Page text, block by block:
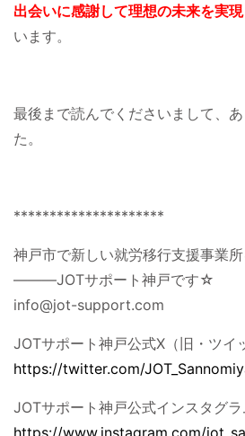
出会いに感謝して理想の未来を実
います。
最後まで読んでくださいまして、
た。
*********************
神戸市で新しい就労移行支援事業所
―――JOTサポート神戸です☆
info@jot-support.com
JOTサポート神戸公式X（旧・ツイ
https://twitter.com/
JOTサポート神戸公式インスタグラ
https://www.instagram.com/